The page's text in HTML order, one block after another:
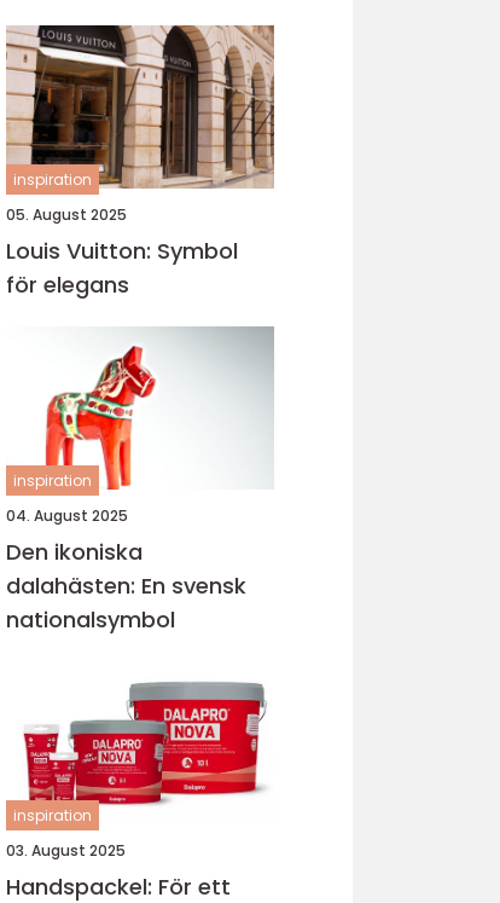
inspiration
05. August 2025
Louis Vuitton: Symbol
för elegans
inspiration
04. August 2025
Den ikoniska
dalahästen: En svensk
nationalsymbol
inspiration
03. August 2025
Handspackel: För ett